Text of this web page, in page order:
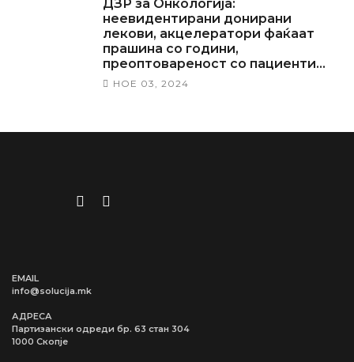
ДЗР за Онкологија:
неевидентирани донирани
лекови, акцелератори фаќаат
прашина со години,
преоптовареност со пациенти…
НОЕ 03, 2024
EMAIL
info@solucija.mk
АДРЕСА
Партизански одреди бр. 63 стан 304
1000 Скопје